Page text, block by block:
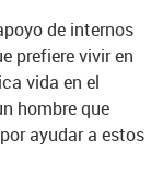
de internos
prefiere vivir en
vida en el
hombre que
ayudar a estos